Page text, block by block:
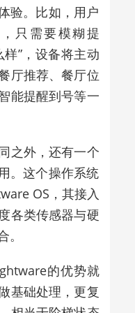
验。比如，用户
只需要模糊提
”，设备将主动
厅推荐、餐厅位
能提醒到号等一
之外，还有一个
。这个操作系统
OS，其接入
各类传感器与硬
的优势就
基础处理 ，更复